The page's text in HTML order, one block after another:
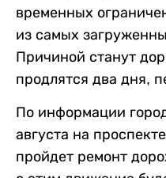
временных
из самых
Причиной станут
продлятся два дня,
По информации
августа на
пройдет ремонт